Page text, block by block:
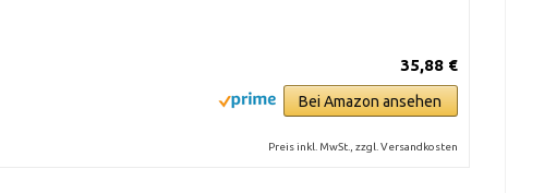
35,88 €
Bei Amazon ansehen
Preis inkl. MwSt., zzgl. Versandkosten